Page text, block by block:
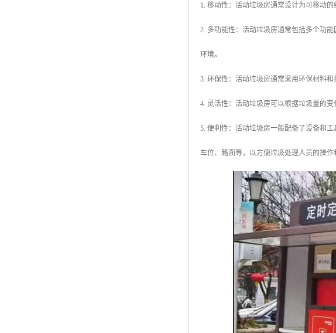
1. 移动性：活动垃圾房通常设计为可移动
2. 多功能性：活动垃圾房通常包括多个功
环境。
3. 环保性：活动垃圾房通常采用环保材料
4. 灵活性：活动垃圾房可以根据垃圾量的
5. 便利性：活动垃圾房一般配备了设备和
车位、路面等，以方便垃圾处理人员的操作